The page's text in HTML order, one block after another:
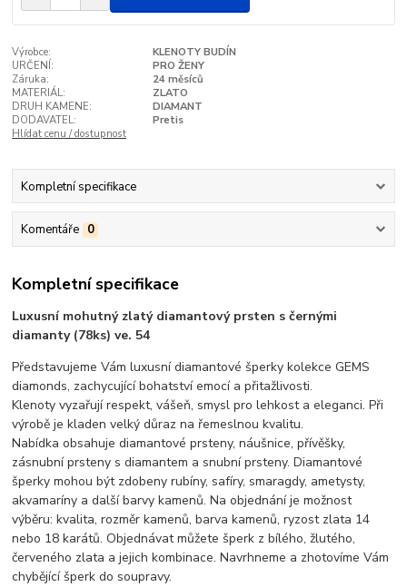
Výrobce:
KLENOTY BUDÍN
URČENÍ:
PRO ŽENY
Záruka:
24 měsíců
MATERIÁL:
ZLATO
DRUH KAMENE:
DIAMANT
DODAVATEL:
Pretis
Hlídat cenu / dostupnost
Kompletní specifikace
Komentáře 0
Kompletní specifikace
Luxusní mohutný zlatý diamantový prsten s černými
diamanty (78ks) ve. 54
Představujeme Vám luxusní diamantové šperky kolekce GEMS
diamonds, zachycující bohatství emocí a přitažlivosti.
Klenoty vyzařují respekt, vášeň, smysl pro lehkost a eleganci. Při
výrobě je kladen velký důraz na řemeslnou kvalitu.
Nabídka obsahuje diamantové prsteny, náušnice, přívěšky,
zásnubní prsteny s diamantem a snubní prsteny. Diamantové
šperky mohou být zdobeny rubíny, safíry, smaragdy, ametysty,
akvamaríny a další barvy kamenů. Na objednání je možnost
výběru: kvalita, rozměr kamenů, barva kamenů, ryzost zlata 14
nebo 18 karátů. Objednávat můžete šperk z bílého, žlutého,
červeného zlata a jejich kombinace. Navrhneme a zhotovíme Vám
chybějící šperk do soupravy.